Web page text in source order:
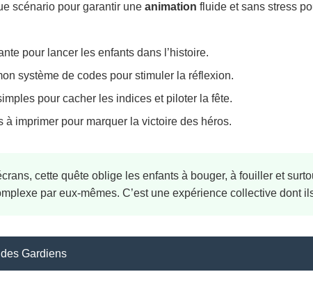
scénario pour garantir une animation fluide et sans stress
pour lancer les enfants dans l’histoire.
système de codes pour stimuler la réflexion.
pour cacher les indices et piloter la fête.
à imprimer pour marquer la victoire des héros.
cette quête oblige les enfants à bouger, à fouiller et
par eux-mêmes. C’est une expérience collective dont
Gardiens